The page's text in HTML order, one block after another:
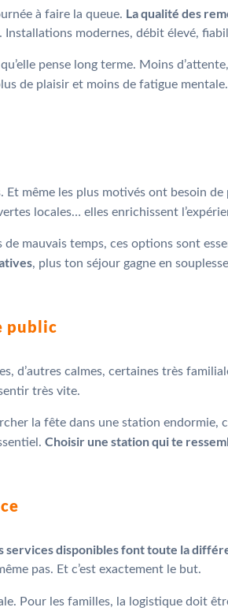
à faire la queue. La qualité des
modernes, débit élevé,
pense long terme. Moins
de plaisir et moins de fatigue
même les plus motivés ont besoin de
locales… elles enrichissent
mauvais temps, ces options sont
, plus ton séjour gagne en
public
d’autres calmes, certaines très
très vite.
la fête dans une station endormie,
Choisir une station qui te
services disponibles font toute la
pas. Et c’est exactement le but.
Pour les familles, la logistique doit